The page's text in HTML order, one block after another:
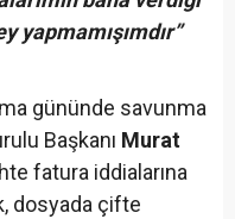
yapmamışımdır”
gününde savunma
Başkanı Murat
fatura iddialarına
dosyada çifte